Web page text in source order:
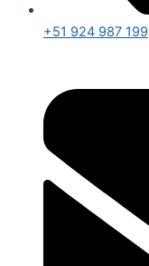
+51 924 987 199